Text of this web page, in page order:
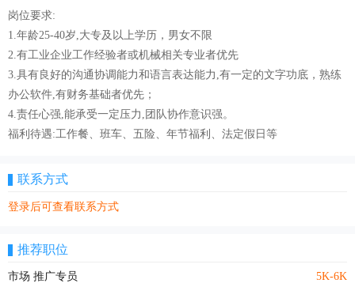
岗位要求:
1.年龄25-40岁,大专及以上学历，男女不限
2.有工业企业工作经验者或机械相关专业者优先
3.具有良好的沟通协调能力和语言表达能力,有一定的文字功底，熟练
办公软件,有财务基础者优先；
4.责任心强,能承受一定压力,团队协作意识强。
福利待遇:工作餐、班车、五险、年节福利、法定假日等
联系方式
登录后可查看联系方式
推荐职位
市场 推广专员 5K-6K